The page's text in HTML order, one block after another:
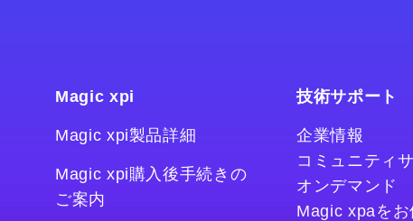
Magic xpi
Magic xpi製品詳細
Magic xpi購入後手続きの
ご案内
技術サポート
企業情報
コミュニティ
オンデマンド
Magic xpaを